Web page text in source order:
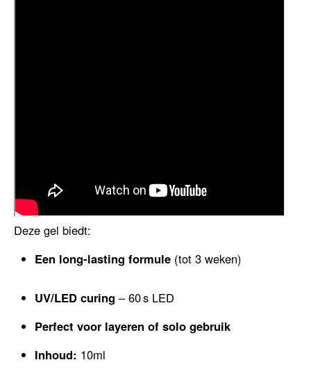
Deze gel biedt:
Een long-lasting formule (tot 3 weken)
UV/LED curing – 60 s LED
Perfect voor layeren of solo gebruik
Inhoud: 10ml